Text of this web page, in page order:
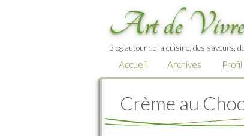
Art de
Blog autour de la cuisine, des saveurs,
Accueil Archives Profil
Crème au